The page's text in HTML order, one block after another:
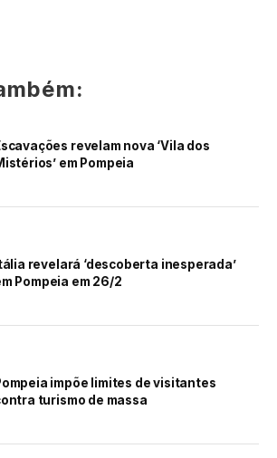
revelam nova ‘Vila dos
em Pompeia
revelará ‘descoberta inesperada’
Pompeia em 26/2
impõe limites de visitantes
turismo de massa